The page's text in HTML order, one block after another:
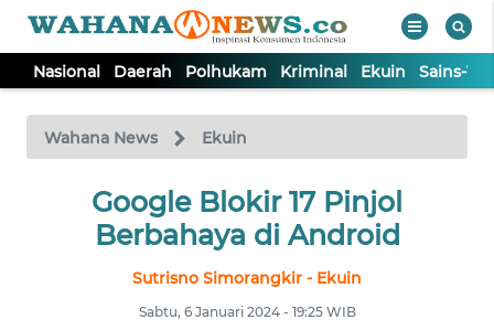
Nasional Daerah Polhukam Kriminal Ekuin Sains-
Wahana News Ekuin
Google Blokir 17 Pinjol
Berbahaya di Android
Sutrisno Simorangkir - Ekuin
Sabtu, 6 Januari 2024 - 19:25 WIB
TV
Tutup
NASIONAL